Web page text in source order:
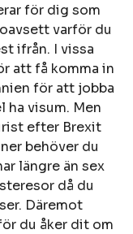
för dig som
varför du
ifrån. I vissa
att få komma in
för att jobba
ha visum. Men
efter Brexit
behöver du
längre än sex
då du
Däremot
du åker dit om